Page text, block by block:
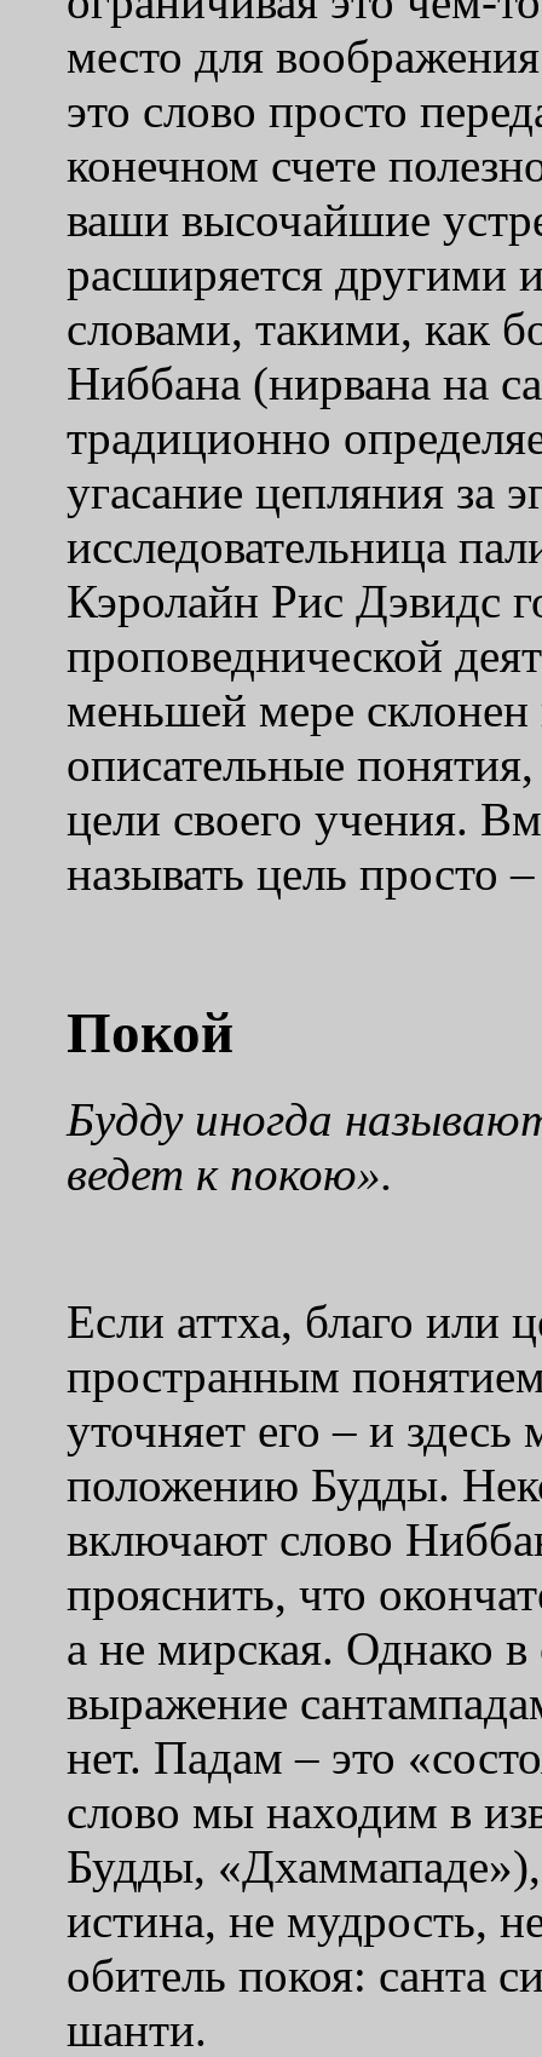
место для
это слово просто
конечном счете
ваши высочайшие
расширяется другими
словами, такими, как
Ниббана (нирвана на
традиционно
угасание цепляния за
исследовательница
Кэролайн Рис Дэвидс
проповеднической
меньшей мере склонен
описательные
цели своего учения.
называть цель просто
Покой
Будду иногда
ведет к покою».
Если аттха, благо или
пространным
уточняет его – и
положению Будды.
включают слово
прояснить, что
а не мирская. Однако в
выражение
нет. Падам – это
слово мы находим в
Будды, «Дхаммападе»),
истина, не мудрость,
обитель покоя: санта
шанти.